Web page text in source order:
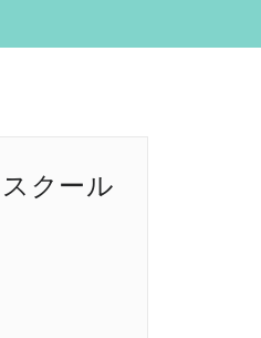
クール